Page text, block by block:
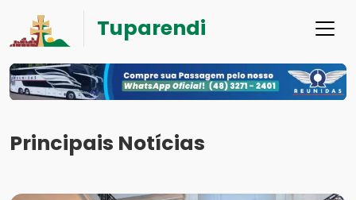
Tuparendi
Principais Notícias